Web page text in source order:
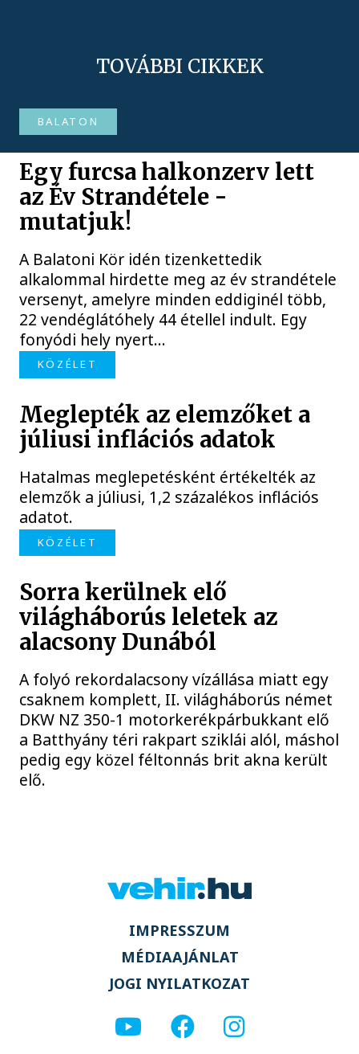
TOVÁBBI CIKKEK
BALATON
Egy furcsa halkonzerv lett
az Év Strandétele -
mutatjuk!
A Balatoni Kör idén tizenkettedik
alkalommal hirdette meg az év strandétele
versenyt, amelyre minden eddiginél több,
22 vendéglátóhely 44 étellel indult. Egy
fonyódi hely nyert...
KÖZÉLET
Meglepték az elemzőket a
júliusi inflációs adatok
Hatalmas meglepetésként értékelték az
elemzők a júliusi, 1,2 százalékos inflációs
adatot.
KÖZÉLET
Sorra kerülnek elő
világháborús leletek az
alacsony Dunából
A folyó rekordalacsony vízállása miatt egy
csaknem komplett, II. világháborús német
DKW NZ 350-1 motorkerékpárbukkant elő
a Batthyány téri rakpart sziklái alól, máshol
pedig egy közel féltonnás brit akna került
elő.
IMPRESSZUM
MÉDIAAJÁNLAT
JOGI NYILATKOZAT